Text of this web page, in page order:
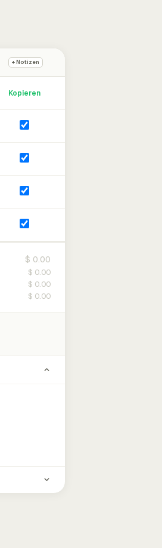
+ Notizen
Kopieren
$ 0.00
$ 0.00
$ 0.00
$ 0.00